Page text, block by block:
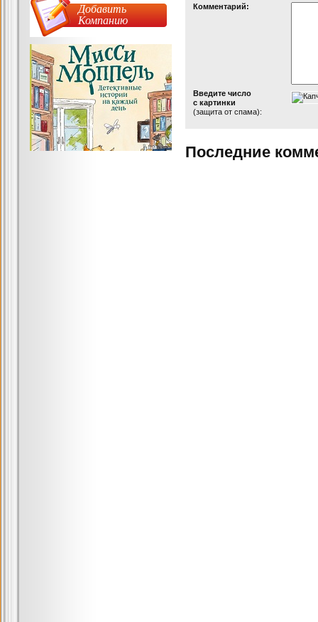
Комментарий:
Введите число
с картинки
(защита от спама):
Последние
Добавить
Компанию